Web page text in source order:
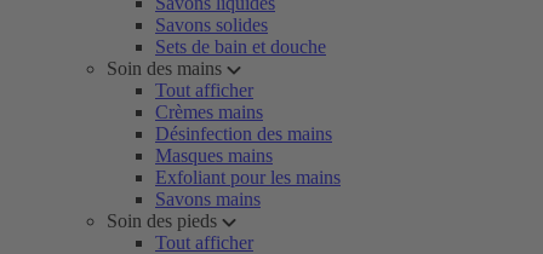
Savons solides
Sets de bain et douche
Soin des mains
Tout afficher
Crèmes mains
Désinfection des mains
Masques mains
Exfoliant pour les mains
Savons mains
Soin des pieds
Tout afficher